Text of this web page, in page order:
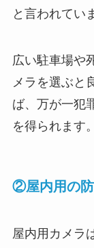
と言われてい
広い駐車場や
メラを選ぶと
ば、万が一犯
を得られます。
②屋内用の
屋内用カメラ